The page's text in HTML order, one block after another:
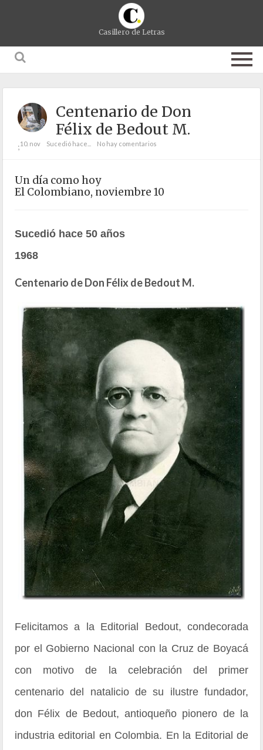
Casillero de Letras
Centenario de Don
Félix de Bedout M.
;10. nov Sucedió hace... No hay comentarios
Un día como hoy
El Colombiano, noviembre 10
Sucedió hace 50 años
1968
Centenario de Don Félix de Bedout M.
Felicitamos a la Editorial Bedout, condecorada
por el Gobierno Nacional con la Cruz de Boyacá
con motivo de la celebración del primer
centenario del natalicio de su ilustre fundador,
don Félix de Bedout, antioqueño pionero de la
industria editorial en Colombia. En la Editorial de